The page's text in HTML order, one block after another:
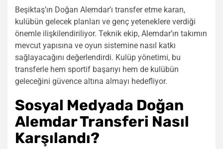
Beşiktaş’ın Doğan Alemdar’ı transfer etme kararı,
kulübün gelecek planları ve genç yeteneklere verdiği
önemle ilişkilendiriliyor. Teknik ekip, Alemdar’ın takımın
mevcut yapısına ve oyun sistemine nasıl katkı
sağlayacağını değerlendirdi. Kulüp yönetimi, bu
transferle hem sportif başarıyı hem de kulübün
geleceğini güvence altına almayı hedefliyor.
Sosyal Medyada Doğan
Alemdar Transferi Nasıl
Karşılandı?